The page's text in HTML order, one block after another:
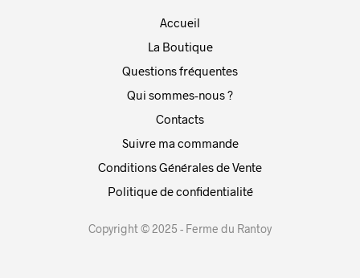
Accueil
La Boutique
Questions fréquentes
Qui sommes-nous ?
Contacts
Suivre ma commande
Conditions Générales de Vente
Politique de confidentialité
Copyright © 2025 - Ferme du Rantoy